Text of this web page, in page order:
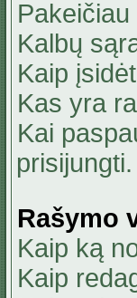
Kalbų
Kaip
Kas yra
Kai
Rašymo
Kaip ką
Kaip